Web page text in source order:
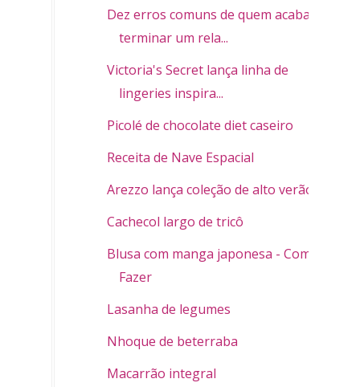
Dez erros comuns de quem acaba de
terminar um rela...
Victoria's Secret lança linha de
lingeries inspira...
Picolé de chocolate diet caseiro
Receita de Nave Espacial
Arezzo lança coleção de alto verão
Cachecol largo de tricô
Blusa com manga japonesa - Como
Fazer
Lasanha de legumes
Nhoque de beterraba
Macarrão integral